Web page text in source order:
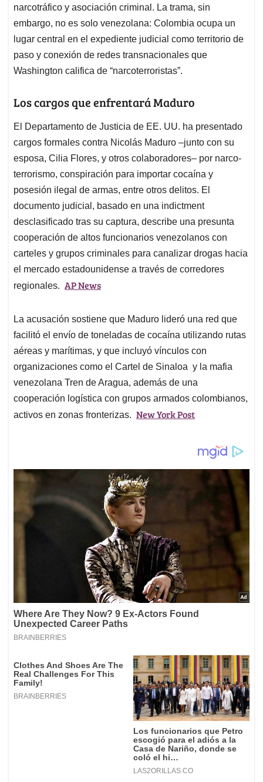
narcotráfico y asociación criminal. La trama, sin
embargo, no es solo venezolana: Colombia ocupa un
lugar central en el expediente judicial como territorio de
paso y conexión de redes transnacionales que
Washington califica de “narcoterroristas”.
Los cargos que enfrentará Maduro
El Departamento de Justicia de EE. UU. ha presentado
cargos formales contra Nicolás Maduro –junto con su
esposa, Cilia Flores, y otros colaboradores– por narco-
terrorismo, conspiración para importar cocaína y
posesión ilegal de armas, entre otros delitos. El
documento judicial, basado en una indictment
desclasificado tras su captura, describe una presunta
cooperación de altos funcionarios venezolanos con
carteles y grupos criminales para canalizar drogas hacia
el mercado estadounidense a través de corredores
regionales. AP News
La acusación sostiene que Maduro lideró una red que
facilitó el envío de toneladas de cocaína utilizando rutas
aéreas y marítimas, y que incluyó vínculos con
organizaciones como el Cartel de Sinaloa y la mafia
venezolana Tren de Aragua, además de una
cooperación logística con grupos armados colombianos,
activos en zonas fronterizas. New York Post